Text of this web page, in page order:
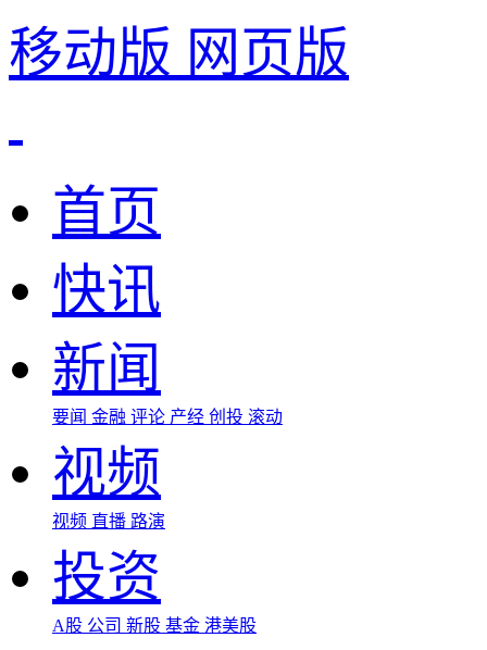
移动版 网页版
首页
快讯
新闻
要闻 金融 评论 产经 创投 滚动
视频
视频 直播 路演
投资
A股 公司 新股 基金 港美股